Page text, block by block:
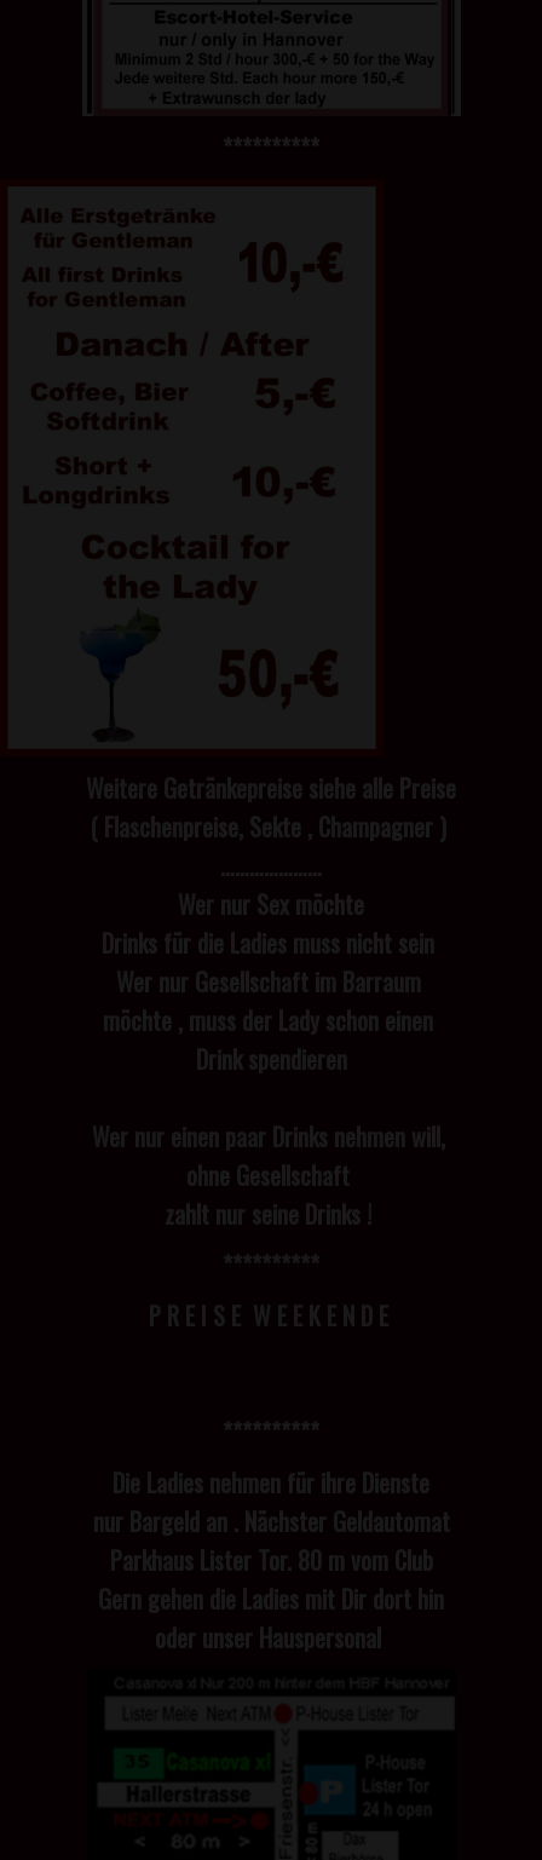
**********
Weitere Getränkepreise siehe alle Preise
( Flaschenpreise, Sekte , Champagner )
…………………
Wer nur Sex möchte
Drinks für die Ladies muss nicht sein
Wer nur Gesellschaft im Barraum
möchte , muss der Lady schon einen
Drink spendieren
Wer nur einen paar Drinks nehmen will,
ohne Gesellschaft
zahlt nur seine Drinks !
**********
P R E I S E W E E K E N D E
**********
Die Ladies nehmen für ihre Dienste
nur Bargeld an . Nächster Geldautomat
Parkhaus Lister Tor. 80 m vom Club
Gern gehen die Ladies mit Dir dort hin
oder unser Hauspersonal